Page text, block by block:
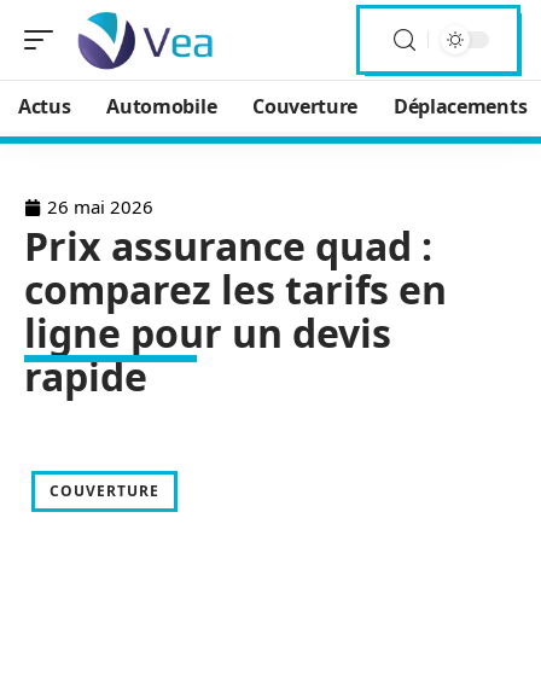
Actus Automobile Couverture Déplacements
26 mai 2026
Prix assurance quad :
comparez les tarifs en
ligne pour un devis
rapide
COUVERTURE